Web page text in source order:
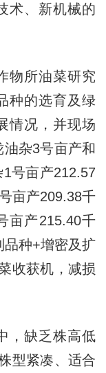
术、新机械的
所油菜研究
种的选育及绿
情况，并现场
杂3号亩产和
号亩产212.57
亩产209.38千
亩产215.40千
品种+增密及扩
收获机，减损
缺乏株高低
型紧凑、适合